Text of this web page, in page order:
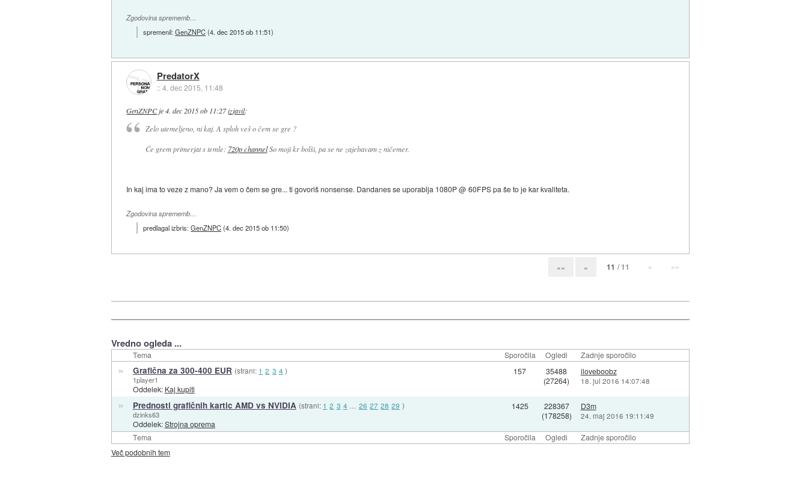
Zgodovina sprememb…
spremenil:GenZNPC(4. dec 2015 ob 11:51)
PredatorX
::4. dec 2015, 11:48
GenZNPCje4. dec 2015 ob 11:27izjavil:
Zelo utemeljeno, ni kaj. A sploh veš o čem se gre ?
Če grem primerjat s temle: 720p channelSo moji kr bolši, pa se ne zajebavam z ničemer.
In kaj ima to veze z mano? Ja vem o čem se gre... ti govoriš nonsense. Dandanes se uporablja 1080P @ 60FPS pa še to je kar kvaliteta.
Zgodovina sprememb…
predlagal izbris:GenZNPC(4. dec 2015 ob 11:50)
«« « 11 / 11 » »»
Vredno ogleda ...
Tema Sporočila Ogledi Zadnje sporočilo
Tema Sporočila Ogledi Zadnje sporočilo
» Grafična za 300-400 EUR (strani: 1 2 3 4 )
1player1
Oddelek: Kaj kupiti
157
35488
(27264)
iloveboobz
18. jul 2016 14:07:48
» Prednosti grafičnih kartic AMD vs NVIDIA (strani: 1 2 3 4 … 26 27 28 29 )
dzinks63
Oddelek:Strojna oprema
1425
228367
(178258)
D3m
24. maj 2016 19:11:49
Več podobnih tem